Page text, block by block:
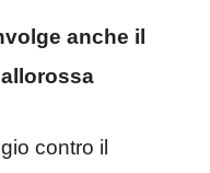
anche il
contro il